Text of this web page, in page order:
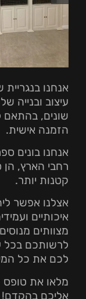
אנחנו
עיצוב ובנייה
שונים, בהתאם
הזמנה אישית.
אנחנו בונים
רחבי הארץ, הן
קטנות יותר.
אצלנו אפשר
איכותיים
מצוותים
לרשותכם בכל
לכם את כל
מלאו את טופס
אליכם בהקדם!